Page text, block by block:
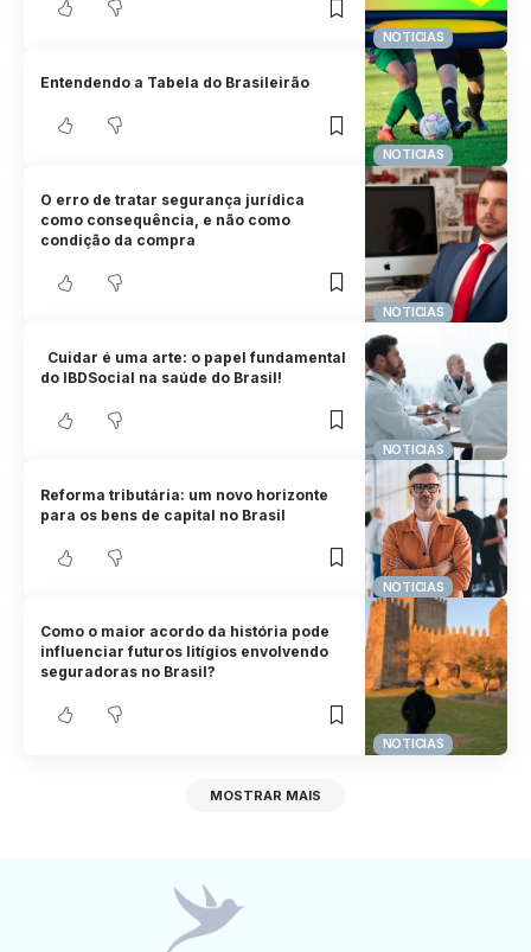
NOTICIAS
NOTICIAS
Entendendo a Tabela do Brasileirão
NOTICIAS
O erro de tratar segurança jurídica
como consequência, e não como
condição da compra
NOTICIAS
Cuidar é uma arte: o papel fundamental
do IBDSocial na saúde do Brasil!
NOTICIAS
Reforma tributária: um novo horizonte
para os bens de capital no Brasil
NOTICIAS
Como o maior acordo da história pode
influenciar futuros litígios envolvendo
seguradoras no Brasil?
MOSTRAR MAIS